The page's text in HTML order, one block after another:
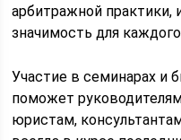
арбитражной
значимость для
Участие в семинарах и
поможет
юристам,